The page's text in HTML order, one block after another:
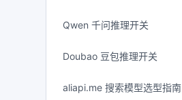
Qwen 千问推理开关
Doubao 豆包推理开关
aliapi.me 搜索模型选型指南